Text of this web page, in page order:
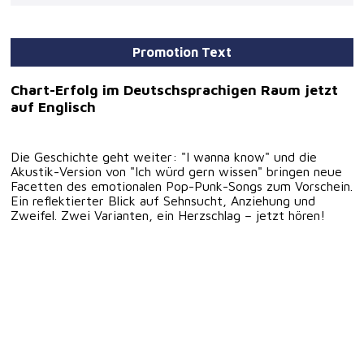
Promotion Text
Chart-Erfolg im Deutschsprachigen Raum jetzt
auf Englisch
Die Geschichte geht weiter: "I wanna know" und die
Akustik-Version von "Ich würd gern wissen" bringen neue
Facetten des emotionalen Pop-Punk-Songs zum Vorschein.
Ein reflektierter Blick auf Sehnsucht, Anziehung und
Zweifel. Zwei Varianten, ein Herzschlag – jetzt hören!